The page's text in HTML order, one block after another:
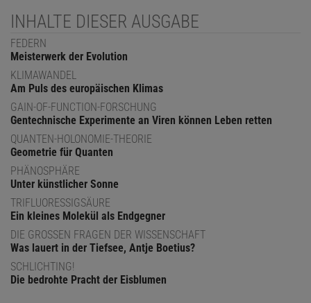
INHALTE DIESER AUSGABE
FEDERN
Meisterwerk der Evolution
KLIMAWANDEL
Am Puls des europäischen Klimas
GAIN-OF-FUNCTION-FORSCHUNG
Gentechnische Experimente an Viren können Leben retten
QUANTEN-HOLONOMIE-THEORIE
Geometrie für Quanten
PHÄNOSPHÄRE
Unter künstlicher Sonne
TRIFLUORESSIGSÄURE
Ein kleines Molekül als Endgegner
DIE GROSSEN FRAGEN DER WISSENSCHAFT
Was lauert in der Tiefsee, Antje Boetius?
SCHLICHTING!
Die bedrohte Pracht der Eisblumen